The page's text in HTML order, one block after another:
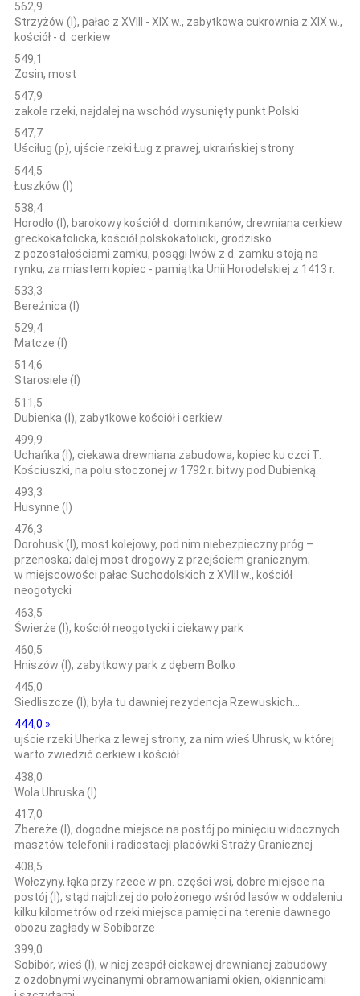
562,9
Strzyżów (l), pałac z XVIII - XIX w., zabytkowa cukrownia z XIX w.,
kościół - d. cerkiew
549,1
Zosin, most
547,9
zakole rzeki, najdalej na wschód wysunięty punkt Polski
547,7
Uściług (p), ujście rzeki Ług z prawej, ukraińskiej strony
544,5
Łuszków (l)
538,4
Horodło (l), barokowy kościół d. dominikanów, drewniana cerkiew
greckokatolicka, kościół polskokatolicki, grodzisko
z pozostałościami zamku, posągi lwów z d. zamku stoją na
rynku; za miastem kopiec - pamiątka Unii Horodelskiej z 1413 r.
533,3
Bereźnica (l)
529,4
Matcze (l)
514,6
Starosiele (l)
511,5
Dubienka (l), zabytkowe kościół i cerkiew
499,9
Uchańka (l), ciekawa drewniana zabudowa, kopiec ku czci T.
Kościuszki, na polu stoczonej w 1792 r. bitwy pod Dubienką
493,3
Husynne (l)
476,3
Dorohusk (l), most kolejowy, pod nim niebezpieczny próg –
przenoska; dalej most drogowy z przejściem granicznym;
w miejscowości pałac Suchodolskich z XVIII w., kościół
neogotycki
463,5
Świerże (l), kościół neogotycki i ciekawy park
460,5
Hniszów (l), zabytkowy park z dębem Bolko
445,0
Siedliszcze (l); była tu dawniej rezydencja Rzewuskich…
444,0 »
ujście rzeki Uherka z lewej strony, za nim wieś Uhrusk, w której
warto zwiedzić cerkiew i kościół
438,0
Wola Uhruska (l)
417,0
Zbereże (l), dogodne miejsce na postój po minięciu widocznych
masztów telefonii i radiostacji placówki Straży Granicznej
408,5
Wołczyny, łąka przy rzece w pn. części wsi, dobre miejsce na
postój (l); stąd najbliżej do położonego wśród lasów w oddaleniu
kilku kilometrów od rzeki miejsca pamięci na terenie dawnego
obozu zagłady w Sobiborze
399,0
Sobibór, wieś (l), w niej zespół ciekawej drewnianej zabudowy
z ozdobnymi wycinanymi obramowaniami okien, okiennicami